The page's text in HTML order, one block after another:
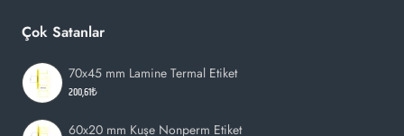
Çok Satanlar
70x45 mm Lamine Termal Etiket
200,61₺
60x20 mm Kuşe Nonperm Etiket